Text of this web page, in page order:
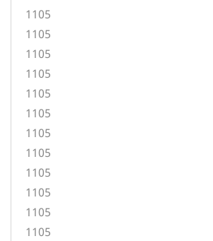
1105
1105
1105
1105
1105
1105
1105
1105
1105
1105
1105
1105